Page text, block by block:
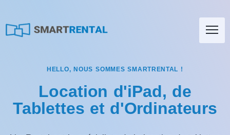
HELLO, NOUS SOMMES SMARTRENTAL !
Location d'iPad, de
Tablettes et d'Ordinateurs